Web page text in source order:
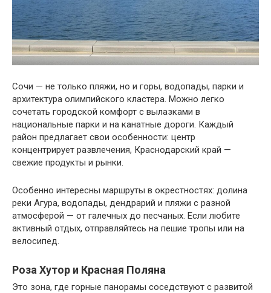
Сочи — не только пляжи, но и горы, водопады, парки и
архитектура олимпийского кластера. Можно легко
сочетать городской комфорт с вылазками в
национальные парки и на канатные дороги. Каждый
район предлагает свои особенности: центр
концентрирует развлечения, Краснодарский край —
свежие продукты и рынки.
Особенно интересны маршруты в окрестностях: долина
реки Агура, водопады, дендрарий и пляжи с разной
атмосферой — от галечных до песчаных. Если любите
активный отдых, отправляйтесь на пешие тропы или на
велосипед.
Роза Хутор и Красная Поляна
Это зона, где горные панорамы соседствуют с развитой